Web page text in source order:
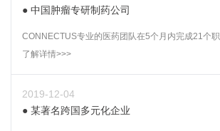
中国肿瘤专研制药公司
CONNECTUS专业的医药团队在5个月内完成21个
了解详情>>>
2019-12-04
某著名跨国多元化企业